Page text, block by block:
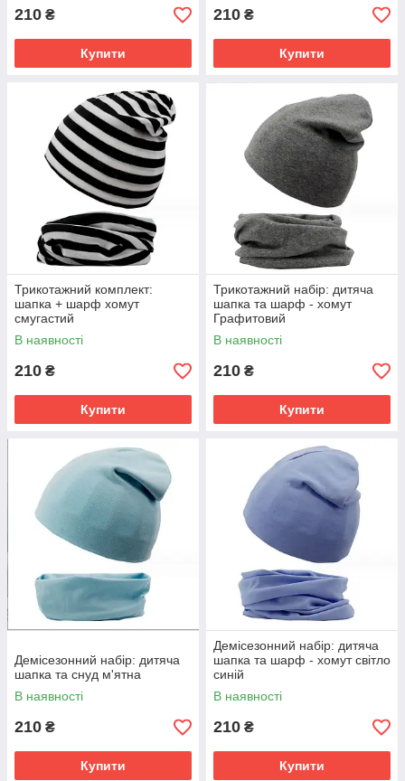
210 ₴
Купити
210 ₴
Купити
Трикотажний комплект:
шапка + шарф хомут
смугастий
В наявності
210 ₴
Купити
Трикотажний набір: дитяча
шапка та шарф - хомут
Графитовий
В наявності
210 ₴
Купити
Демісезонний набір: дитяча
шапка та снуд м'ятна
В наявності
210 ₴
Купити
Демісезонний набір: дитяча
шапка та шарф - хомут світло
синій
В наявності
210 ₴
Купити